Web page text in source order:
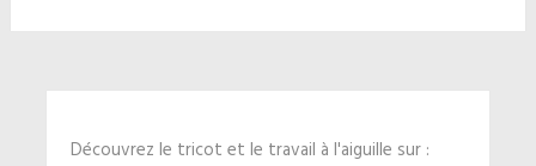
Découvrez le tricot et le travail à l'aiguille sur :